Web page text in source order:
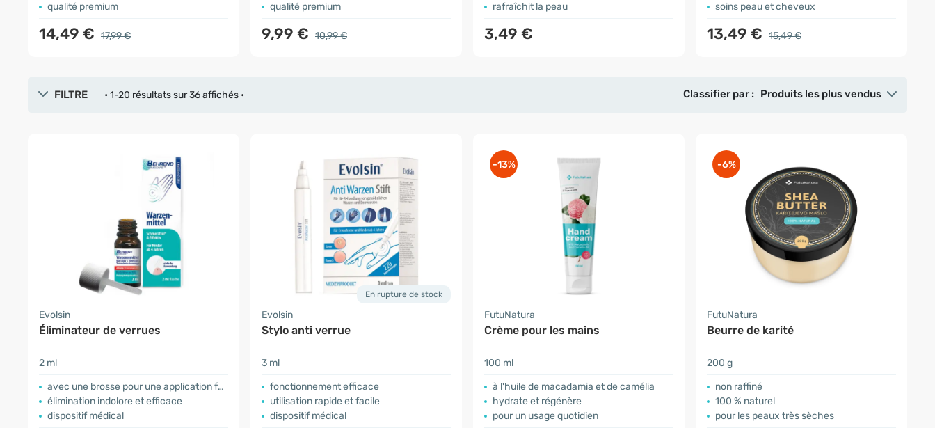
qualité premium
14,49 € 17,99 €
qualité premium
9,99 € 10,99 €
rafraîchit la peau
3,49 €
soins peau et cheveux
13,49 € 15,49 €
FILTRE • 1-20 résultats sur 36 affichés • Classifier par : Produits les plus vendus
Evolsin
Éliminateur de verrues
2 ml
avec une brosse pour une application facile
élimination indolore et efficace
dispositif médical
En rupture de stock
Evolsin
Stylo anti verrue
3 ml
fonctionnement efficace
utilisation rapide et facile
dispositif médical
-13%
FutuNatura
Crème pour les mains
100 ml
à l'huile de macadamia et de camélia
hydrate et régénère
pour un usage quotidien
-6%
FutuNatura
Beurre de karité
200 g
non raffiné
100 % naturel
pour les peaux très sèches